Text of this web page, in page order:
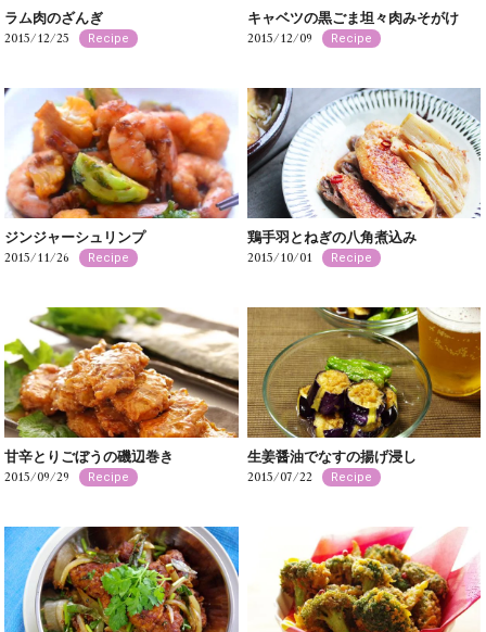
ラム肉のざんぎ
2015/12/25 Recipe
キャベツの黒ごま坦々肉みそがけ
2015/12/09 Recipe
ジンジャーシュリンプ
2015/11/26 Recipe
鶏手羽とねぎの八角煮込み
2015/10/01 Recipe
甘辛とりごぼうの磯辺巻き
2015/09/29 Recipe
生姜醤油でなすの揚げ浸し
2015/07/22 Recipe